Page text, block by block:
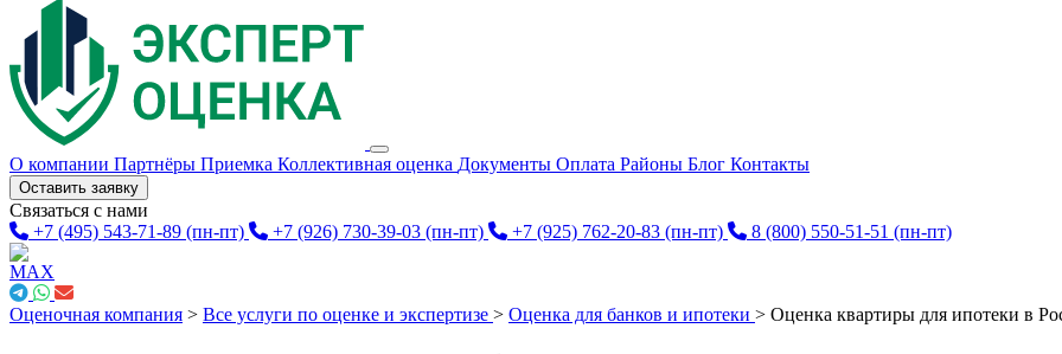
О компании Партнёры Приемка Коллективная оценка Документы Оплата Районы Блог Контакты
Оставить заявку
Связаться с нами
+7 (495) 543-71-89 (пн-пт) +7 (926) 730-39-03 (пн-пт) +7 (925) 762-20-83 (пн-пт) 8 (800) 550-51-51 (пн-пт)
Оценочная компания > Все услуги по оценке и экспертизе > Оценка для банков и ипотеки > Оценка квартиры для ипотеки в